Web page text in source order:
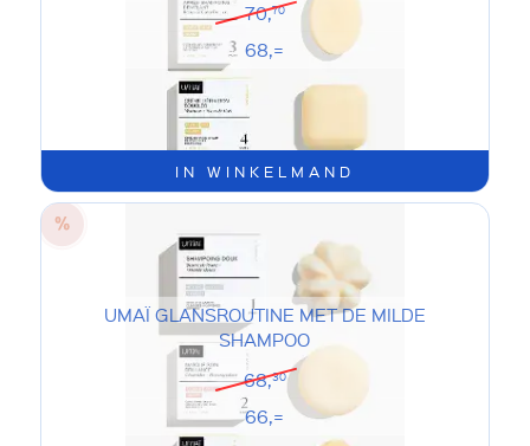
IN WINKELMAND
70,70
68,=
UMAÏ GLANSROUTINE MET DE MILDE
SHAMPOO
68,30
66,=